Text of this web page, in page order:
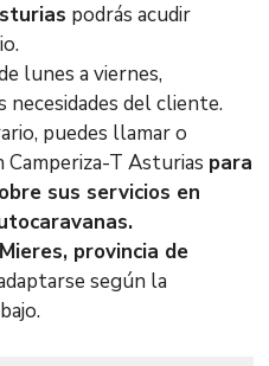
podrás acudir
lunes a viernes,
necesidades del cliente.
puedes llamar o
T Asturias para
sus servicios en
provincia de
según la